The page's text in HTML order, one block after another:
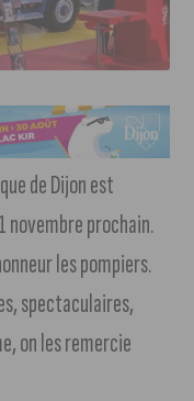
de Dijon est
novembre prochain.
les pompiers.
spectaculaires,
on les remercie